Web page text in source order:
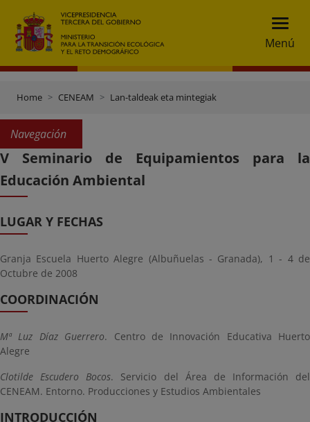
Menú
Home CENEAM Lan-taldeak eta mintegiak
Navegación
V Seminario de Equipamientos para la
Educación Ambiental
LUGAR Y FECHAS
Granja Escuela Huerto Alegre (Albuñuelas - Granada), 1 - 4 de
Octubre de 2008
COORDINACIÓN
Mª Luz Díaz Guerrero. Centro de Innovación Educativa Huerto
Alegre
Clotilde Escudero Bocos. Servicio del Área de Información del
CENEAM. Entorno. Producciones y Estudios Ambientales
INTRODUCCIÓN